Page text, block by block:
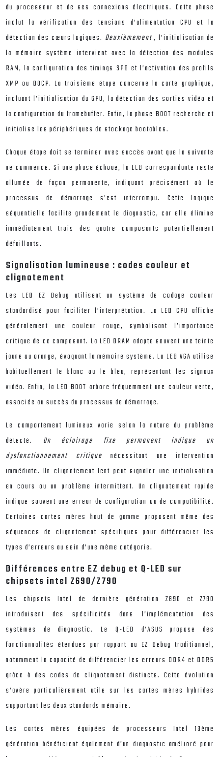
du processeur et de ses connexions électriques. Cette phase
inclut la vérification des tensions d’alimentation CPU et la
détection des cœurs logiques. Deuxièmement, l’initialisation de
la mémoire système intervient avec la détection des modules
RAM, la configuration des timings SPD et l’activation des profils
XMP ou DOCP. La troisième étape concerne la carte graphique,
incluant l’initialisation du GPU, la détection des sorties vidéo et
la configuration du framebuffer. Enfin, la phase BOOT recherche et
initialise les périphériques de stockage bootables.
Chaque étape doit se terminer avec succès avant que la suivante
ne commence. Si une phase échoue, la LED correspondante reste
allumée de façon permanente, indiquant précisément où le
processus de démarrage s’est interrompu. Cette logique
séquentielle facilite grandement le diagnostic, car elle élimine
immédiatement trois des quatre composants potentiellement
défaillants.
Signalisation lumineuse : codes couleur et
clignotement
Les LED EZ Debug utilisent un système de codage couleur
standardisé pour faciliter l’interprétation. La LED CPU affiche
généralement une couleur rouge, symbolisant l’importance
critique de ce composant. La LED DRAM adopte souvent une teinte
jaune ou orange, évoquant la mémoire système. La LED VGA utilise
habituellement le blanc ou le bleu, représentant les signaux
vidéo. Enfin, la LED BOOT arbore fréquemment une couleur verte,
associée au succès du processus de démarrage.
Le comportement lumineux varie selon la nature du problème
détecté. Un éclairage fixe permanent indique un
dysfonctionnement critique nécessitant une intervention
immédiate. Un clignotement lent peut signaler une initialisation
en cours ou un problème intermittent. Un clignotement rapide
indique souvent une erreur de configuration ou de compatibilité.
Certaines cartes mères haut de gamme proposent même des
séquences de clignotement spécifiques pour différencier les
types d’erreurs au sein d’une même catégorie.
Différences entre EZ debug et Q-LED sur
chipsets intel Z690/Z790
Les chipsets Intel de dernière génération Z690 et Z790
introduisent des spécificités dans l’implémentation des
systèmes de diagnostic. Le Q-LED d’ASUS propose des
fonctionnalités étendues par rapport au EZ Debug traditionnel,
notamment la capacité de différencier les erreurs DDR4 et DDR5
grâce à des codes de clignotement distincts. Cette évolution
s’avère particulièrement utile sur les cartes mères hybrides
supportant les deux standards mémoire.
Les cartes mères équipées de processeurs Intel 13ème
génération bénéficient également d’un diagnostic amélioré pour